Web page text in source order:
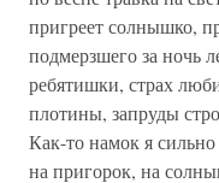
пригреет солнышко,
подмерзшего за ночь
ребятишки, страх
плотины, запруды
Как-то намок я сильно
на пригорок, на